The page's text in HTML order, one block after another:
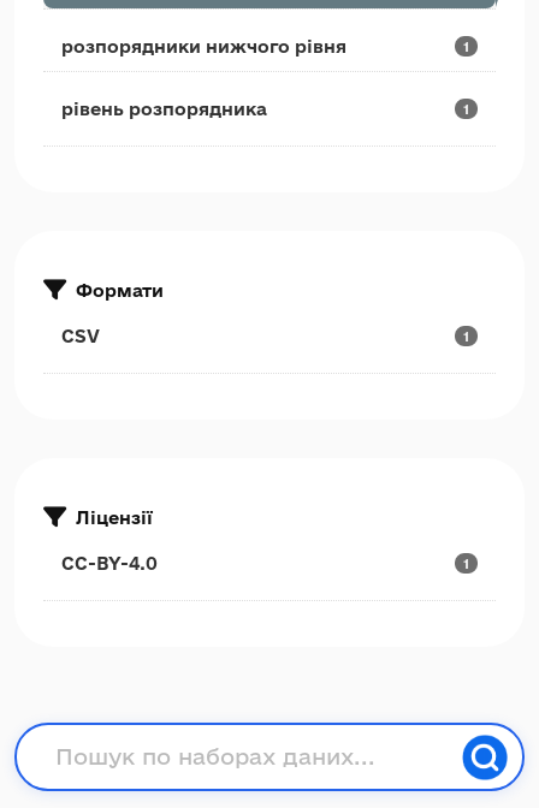
розпорядники нижчого рівня 1
рівень розпорядника 1
Формати
CSV 1
Ліцензії
CC-BY-4.0 1